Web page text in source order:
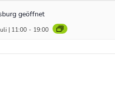
geöffnet
| 11:00 - 19:00